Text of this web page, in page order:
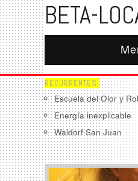
BETA-
RECURRENTES:
Escuela del Olor y
Energía inexplicable
Waldorf San Juan